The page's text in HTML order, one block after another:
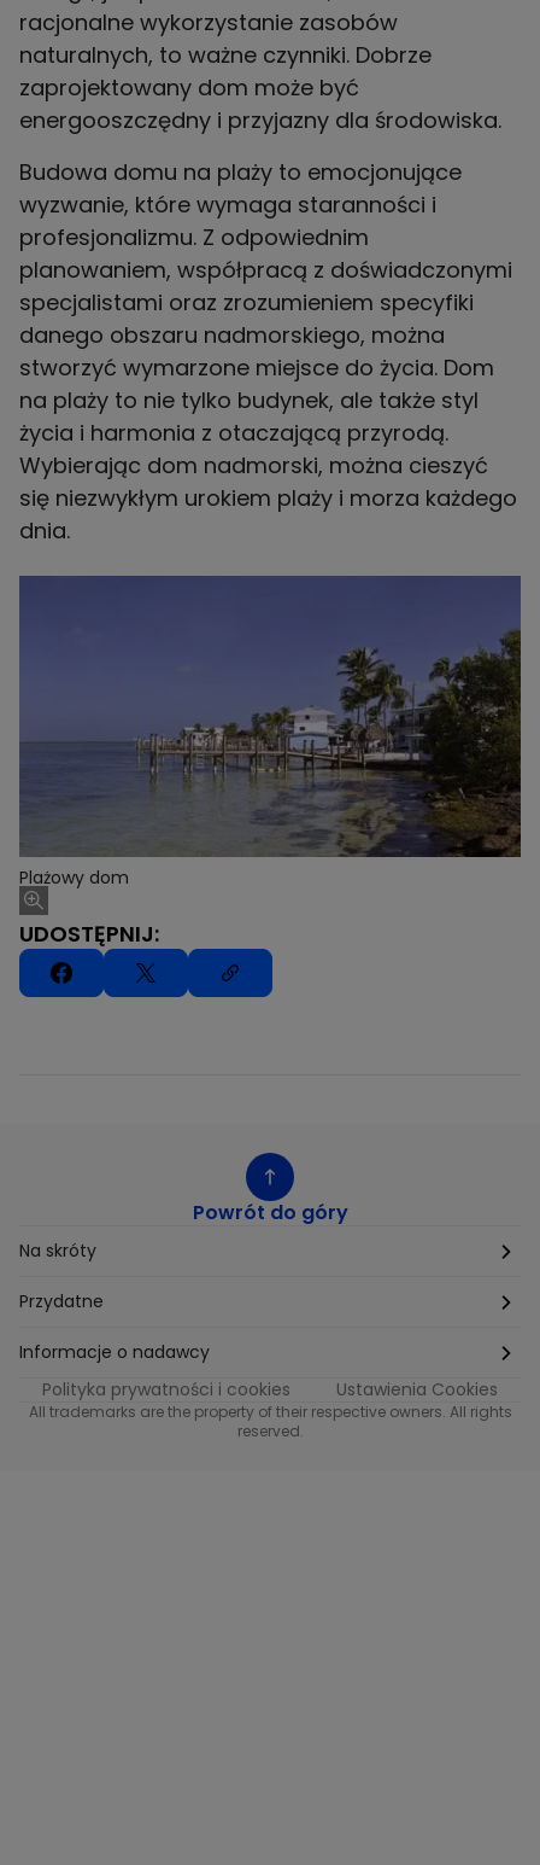
racjonalne wykorzystanie zasobów
naturalnych, to ważne czynniki. Dobrze
zaprojektowany dom może być
energooszczędny i przyjazny dla środowiska.
Budowa domu na plaży to emocjonujące
wyzwanie, które wymaga staranności i
profesjonalizmu. Z odpowiednim
planowaniem, współpracą z doświadczonymi
specjalistami oraz zrozumieniem specyfiki
danego obszaru nadmorskiego, można
stworzyć wymarzone miejsce do życia. Dom
na plaży to nie tylko budynek, ale także styl
życia i harmonia z otaczającą przyrodą.
Wybierając dom nadmorski, można cieszyć
się niezwykłym urokiem plaży i morza każdego
dnia.
Plażowy dom
UDOSTĘPNIJ:
Powrót do góry
Na skróty
Etyka
Supplier Diversity
Polityka podatkowa
Przydatne
Biuro Prasowe
Biuro Reklamy
Informacje o nadawcy
Informacje o nadawcy programu METRO
Polityka prywatności i cookies Ustawienia Cookies
All trademarks are the property of their respective owners. All rights
reserved.